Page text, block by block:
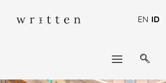
EN ID